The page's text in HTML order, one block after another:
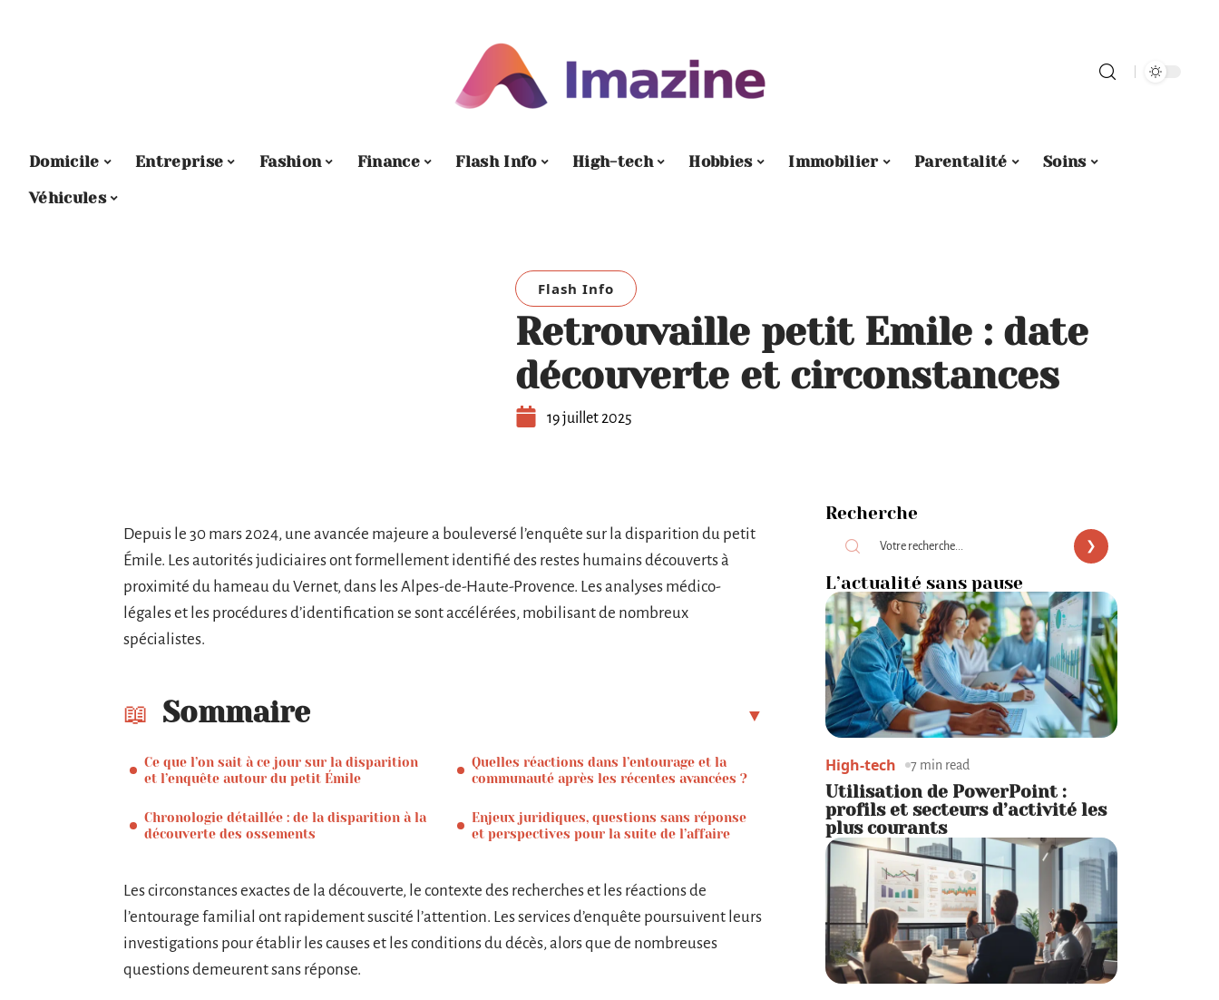
Domicile Entreprise Fashion Finance Flash Info High-tech Hobbies Immobilier Parentalité
Soins
Véhicules
Flash Info
Retrouvaille petit Emile : date
découverte et circonstances
19 juillet 2025
Depuis le 30 mars 2024, une avancée majeure a bouleversé l’enquête sur la disparition du petit
Émile. Les autorités judiciaires ont formellement identifié des restes humains découverts à
proximité du hameau du Vernet, dans les Alpes-de-Haute-Provence. Les analyses médico-
légales et les procédures d’identification se sont accélérées, mobilisant de nombreux
spécialistes.
Sommaire
Ce que l’on sait à ce jour sur la disparition
et l’enquête autour du petit Émile
Chronologie détaillée : de la disparition à la
découverte des ossements
Quelles réactions dans l’entourage et la
communauté après les récentes avancées ?
Enjeux juridiques, questions sans réponse
et perspectives pour la suite de l’affaire
Les circonstances exactes de la découverte, le contexte des recherches et les réactions de
l’entourage familial ont rapidement suscité l’attention. Les services d’enquête poursuivent leurs
investigations pour établir les causes et les conditions du décès, alors que de nombreuses
questions demeurent sans réponse.
Recherche
L’actualité sans pause
High-tech 7 min read
Utilisation de PowerPoint :
profils et secteurs d’activité les
plus courants